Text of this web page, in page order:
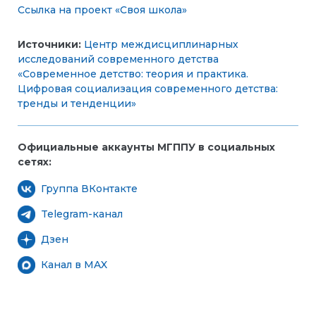
Ссылка на проект «Своя школа»
Источники: Центр междисциплинарных
исследований современного детства
«Современное детство: теория и практика.
Цифровая социализация современного детства:
тренды и тенденции»
Официальные аккаунты МГППУ в социальных
сетях:
Группа ВКонтакте
Telegram-канал
Дзен
Канал в MAX